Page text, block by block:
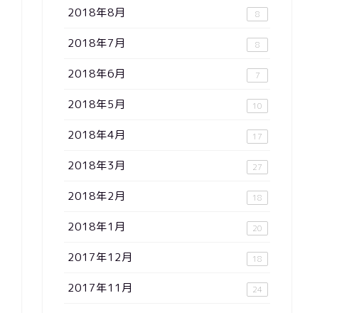
2018年8月 8
2018年7月 8
2018年6月 7
2018年5月 10
2018年4月 17
2018年3月 27
2018年2月 18
2018年1月 20
2017年12月 18
2017年11月 24